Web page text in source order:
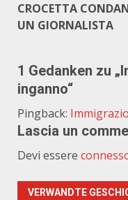
CROCETTA
UN GIORNALISTA
1 Gedanken zu „
inganno“
Pingback:
Lascia un
Devi essere
VERWANDTE